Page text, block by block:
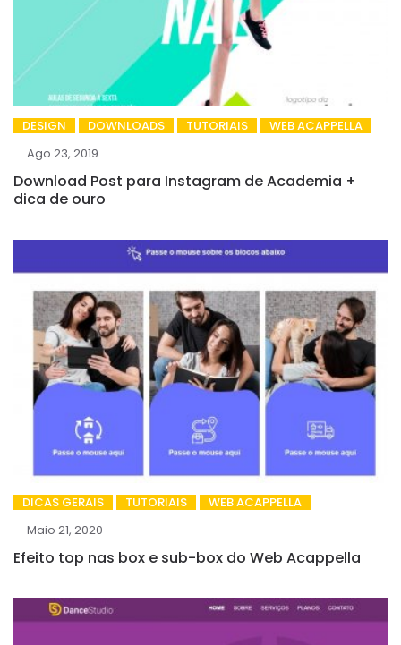
DESIGN DOWNLOADS TUTORIAIS
WEB ACAPPELLA
Ago 23, 2019
Download Post para Instagram de Academia +
dica de ouro
DICAS GERAIS TUTORIAIS
WEB ACAPPELLA
Maio 21, 2020
Efeito top nas box e sub-box do Web Acappella